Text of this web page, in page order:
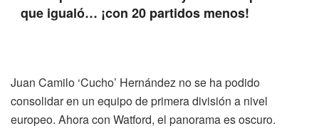
que igualó… ¡con 20 partidos menos!
Juan Camilo ‘Cucho’ Hernández no se ha podido
consolidar en un equipo de primera división a nivel
europeo. Ahora con Watford, el panorama es oscuro.